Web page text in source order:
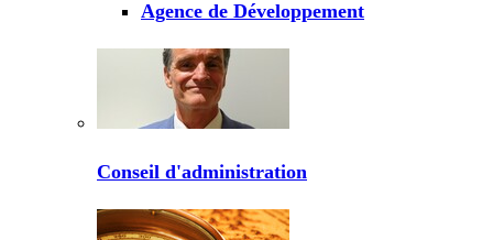
Agence de Développement
Conseil d'administration